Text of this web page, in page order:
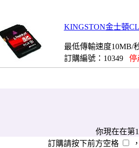
KINGSTON金士頓
最低傳輸速度10MB/
訂購編號：10349 停
你現在在第
訂購請按下前方空格